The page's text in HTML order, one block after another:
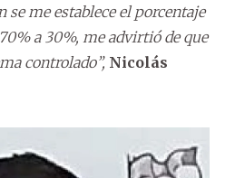
se me establece el porcentaje
a 30%, me advirtió de que
controlado”, Nicolás